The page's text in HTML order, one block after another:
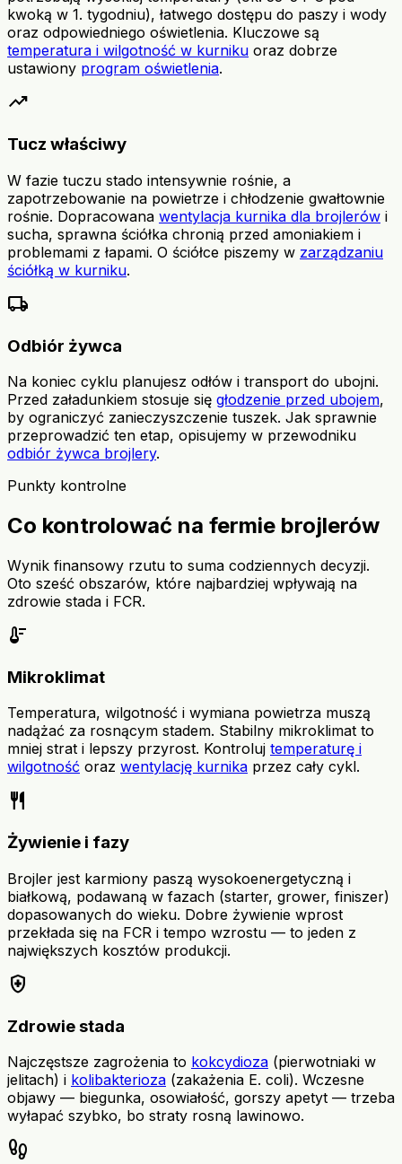
kwoką w 1. tygodniu), łatwego dostępu do paszy i wody
oraz odpowiedniego oświetlenia. Kluczowe są
temperatura i wilgotność w kurniku oraz dobrze
ustawiony program oświetlenia.
trending_up
Tucz właściwy
W fazie tuczu stado intensywnie rośnie, a
zapotrzebowanie na powietrze i chłodzenie gwałtownie
rośnie. Dopracowana wentylacja kurnika dla brojlerów i
sucha, sprawna ściółka chronią przed amoniakiem i
problemami z łapami. O ściółce piszemy w zarządzaniu
ściółką w kurniku.
local_shipping
Odbiór żywca
Na koniec cyklu planujesz odłów i transport do ubojni.
Przed załadunkiem stosuje się głodzenie przed ubojem,
by ograniczyć zanieczyszczenie tuszek. Jak sprawnie
przeprowadzić ten etap, opisujemy w przewodniku
odbiór żywca brojlery.
Punkty kontrolne
Co kontrolować na fermie brojlerów
Wynik finansowy rzutu to suma codziennych decyzji.
Oto sześć obszarów, które najbardziej wpływają na
zdrowie stada i FCR.
thermostat
Mikroklimat
Temperatura, wilgotność i wymiana powietrza muszą
nadążać za rosnącym stadem. Stabilny mikroklimat to
mniej strat i lepszy przyrost. Kontroluj temperaturę i
wilgotność oraz wentylację kurnika przez cały cykl.
restaurant
Żywienie i fazy
Brojler jest karmiony paszą wysokoenergetyczną i
białkową, podawaną w fazach (starter, grower, finiszer)
dopasowanych do wieku. Dobre żywienie wprost
przekłada się na FCR i tempo wzrostu — to jeden z
największych kosztów produkcji.
health_and_safety
Zdrowie stada
Najczęstsze zagrożenia to kokcydioza (pierwotniaki w
jelitach) i kolibakterioza (zakażenia E. coli). Wczesne
objawy — biegunka, osowiałość, gorszy apetyt — trzeba
wyłapać szybko, bo straty rosną lawinowo.
footprint